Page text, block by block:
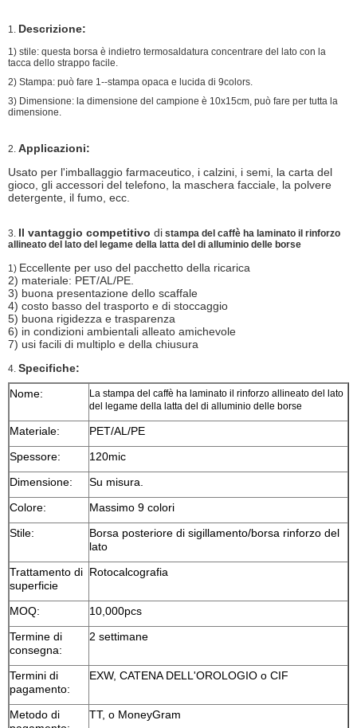
1. Descrizione:
1) stile: questa borsa è indietro termosaldatura concentrare del lato con la
tacca dello strappo facile.
2) Stampa: può fare 1--stampa opaca e lucida di 9colors.
3) Dimensione: la dimensione del campione è 10x15cm, può fare per tutta la
dimensione.
2. Applicazioni:
Usato per l'imballaggio farmaceutico, i calzini, i semi, la carta del
gioco, gli accessori del telefono, la maschera facciale, la polvere
detergente, il fumo, ecc.
3. Il vantaggio competitivo di stampa del caffè ha laminato il rinforzo
allineato del lato del legame della latta del di alluminio delle borse
1) Eccellente per uso del pacchetto della ricarica
2) materiale: PET/AL/PE.
3) buona presentazione dello scaffale
4) costo basso del trasporto e di stoccaggio
5) buona rigidezza e trasparenza
6) in condizioni ambientali alleato amichevole
7) usi facili di multiplo e della chiusura
4. Specifiche:
Nome:
La stampa del caffè ha laminato il rinforzo allineato del lato
del legame della latta del di alluminio delle borse
Materiale:
PET/AL/PE
Spessore:
120mic
Dimensione:
Su misura.
Colore:
Massimo 9 colori
Stile:
Borsa posteriore di sigillamento/borsa rinforzo del
lato
Trattamento di
superficie
Rotocalcografia
MOQ:
10,000pcs
Termine di
consegna:
2 settimane
Termini di
pagamento:
EXW, CATENA DELL'OROLOGIO o CIF
Metodo di
TT, o MoneyGram